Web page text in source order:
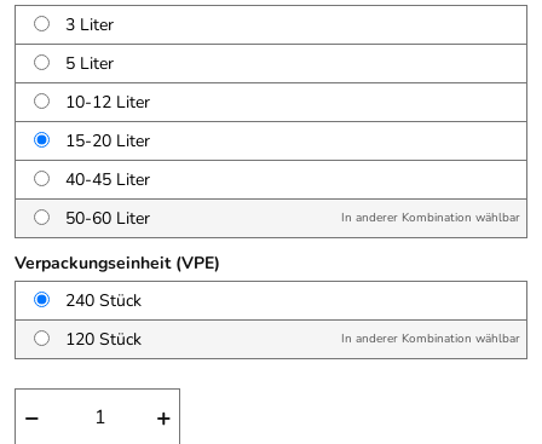
3 Liter
5 Liter
10-12 Liter
15-20 Liter
40-45 Liter
50-60 Liter
In anderer Kombination wählbar
Verpackungseinheit (VPE)
240 Stück
120 Stück
In anderer Kombination wählbar
− +